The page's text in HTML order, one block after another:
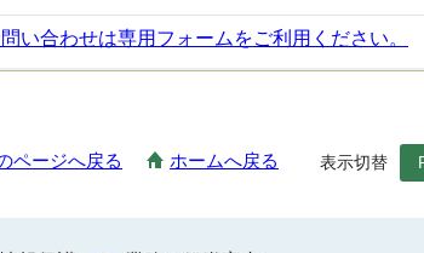
い合わせは専用フォームをご利用ください。
ページへ戻る ホームへ戻る 表示切替